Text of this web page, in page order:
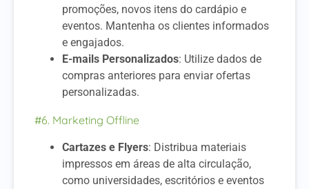
promoções, novos itens do cardápio e
eventos. Mantenha os clientes informados
e engajados.
E-mails Personalizados: Utilize dados de
compras anteriores para enviar ofertas
personalizadas.
#6. Marketing Offline
Cartazes e Flyers: Distribua materiais
impressos em áreas de alta circulação,
como universidades, escritórios e eventos